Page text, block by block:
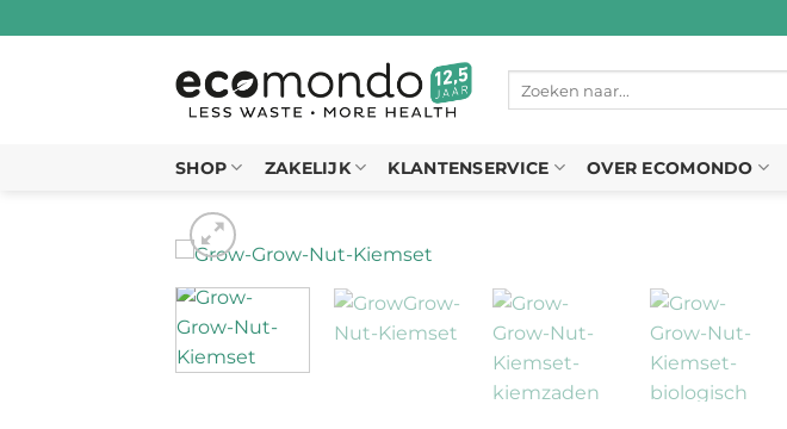
Zoeken
SHOP ZAKELIJK KLANTENSERVICE OVER ECOMONDO